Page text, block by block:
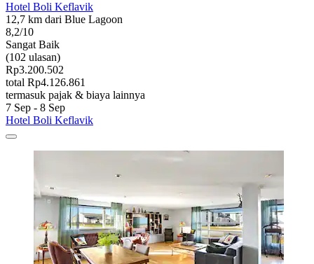
Hotel Boli Keflavik
12,7 km dari Blue Lagoon
8,2/10
Sangat Baik
(102 ulasan)
Rp3.200.502
total Rp4.126.861
termasuk pajak & biaya lainnya
7 Sep - 8 Sep
Hotel Boli Keflavik